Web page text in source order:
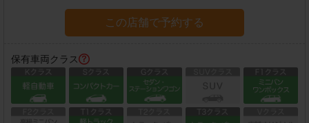
この店舗で予約する
保有車両クラス